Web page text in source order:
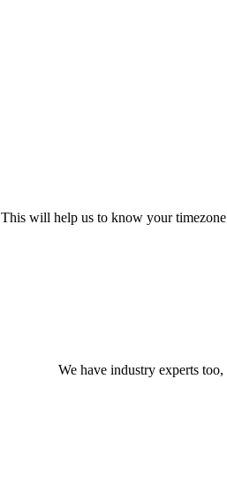
This will help us to know your
We have industry experts